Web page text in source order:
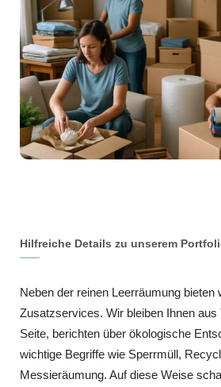
Hilfreiche Details zu unserem
Neben der reinen Leerräumung bieten
Zusatzservices. Wir bleiben Ihnen aus
Seite, berichten über ökologische
wichtige Begriffe wie Sperrmüll,
Messieräumung. Auf diese Weise